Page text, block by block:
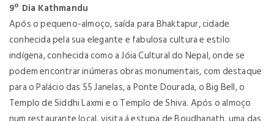
9º Dia Kathmandu
Após o pequeno-almoço, saída para Bhaktapur, cidade
conhecida pela sua elegante e fabulosa cultura e estilo
indígena, conhecida como a Jóia Cultural do Nepal, onde se
podem encontrar inúmeras obras monumentais, com destaque
para o Palácio das 55 Janelas, a Ponte Dourada, o Big Bell, o
Templo de Siddhi Laxmi e o Templo de Shiva. Após o almoço